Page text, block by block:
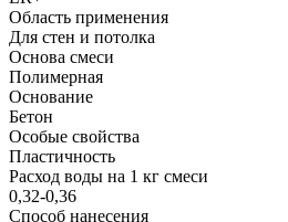
Область применения
Для стен и потолка
Основа смеси
Полимерная
Основание
Бетон
Особые свойства
Пластичность
Расход воды на 1 кг смеси
0,32-0,36
Способ нанесения